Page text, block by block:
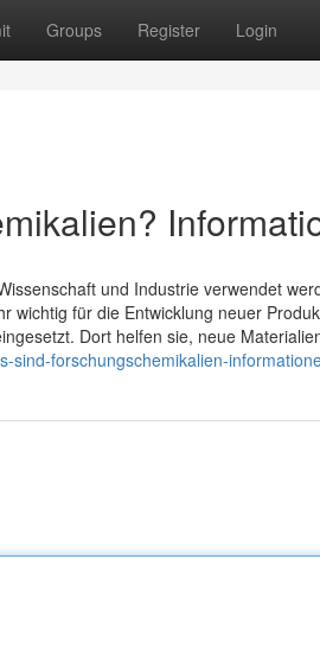
Groups Register Login
und Industrie verwendet
wichtig für die Entwicklung neuer
Dort helfen sie, neue
sind-forschungschemikalien-